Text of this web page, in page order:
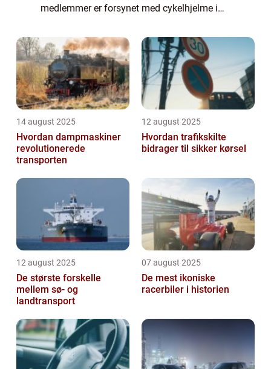
medlemmer er forsynet med cykelhjelme i
købe cykelhjelme? En god cykelhjelm so...
14 august 2025
Hvordan dampmaskiner
revolutionerede
transporten
12 august 2025
Hvordan trafikskilte
bidrager til sikker kørsel
12 august 2025
De største forskelle
mellem sø- og
landtransport
07 august 2025
De mest ikoniske
racerbiler i historien